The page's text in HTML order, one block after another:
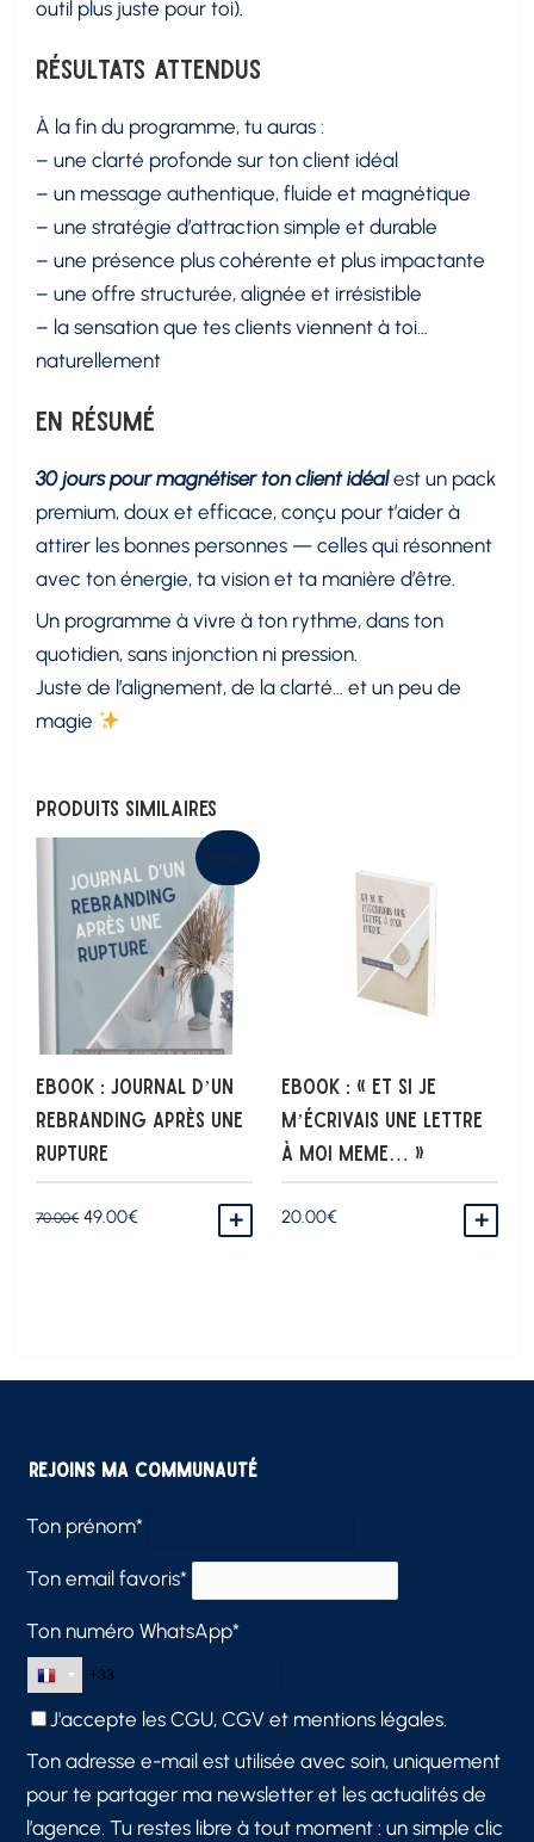
outil plus juste pour toi).
Résultats attendus
À la fin du programme, tu auras :
– une clarté profonde sur ton client idéal
– un message authentique, fluide et magnétique
– une stratégie d’attraction simple et durable
– une présence plus cohérente et plus impactante
– une offre structurée, alignée et irrésistible
– la sensation que tes clients viennent à toi…
naturellement
En résumé
30 jours pour magnétiser ton client idéalest un pack
premium, doux et efficace, conçu pour t’aider à
attirer les bonnes personnes — celles qui résonnent
avec ton énergie, ta vision et ta manière d’être.
Un programme à vivre à ton rythme, dans ton
quotidien, sans injonction ni pression.
Juste de l’alignement, de la clarté… et un peu de
magie
Produits similaires
Promo !
Ebook : Journal d’un
ReBranding après une
Rupture
70.00€ Le
49.00€Le
AJOUTER AU PANIER
Ebook : « Et si je
m’écrivais une lettre
à moi meme… »
20.00€
Rejoins ma communauté
Ton prénom*
Ton email favoris*
Ton numéro WhatsApp*
J'accepte lesCGU, CGV et mentions légales.
Ton adresse e-mail est utilisée avec soin, uniquement
pour te partager ma newsletter et les actualités de
l’agence. Tu restes libre à tout moment : un simple clic